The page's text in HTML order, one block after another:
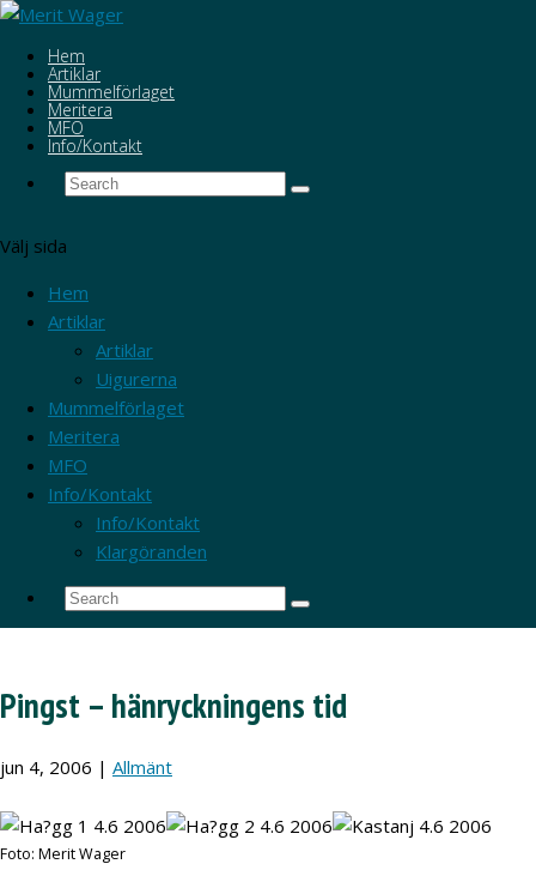
Hem
Artiklar
Mummelförlaget
Meritera
MFO
Info/Kontakt
Välj sida
Hem
Artiklar
Artiklar
Uigurerna
Mummelförlaget
Meritera
MFO
Info/Kontakt
Info/Kontakt
Klargöranden
Pingst – hänryckningens tid
jun 4, 2006 | Allmänt
Foto: Merit Wager